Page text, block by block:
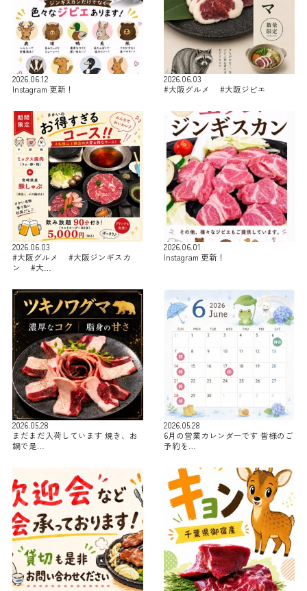
2026.06.12
Instagram 更新！
2026.06.03
#大阪グルメ #大阪ジビエ
2026.06.03
#大阪グルメ #大阪ジンギスカ
ン #大…
2026.06.01
Instagram 更新！
2026.05.28
まだまだ入荷しています 焼き、お
鍋で是…
2026.05.28
6月の営業カレンダーです 皆様のご
予約を…